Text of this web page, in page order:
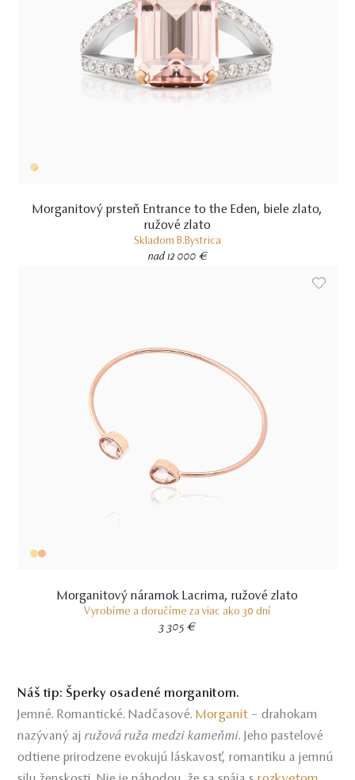
Morganitový prsteň Entrance to the Eden, biele zlato,
ružové zlato
Skladom B.Bystrica
nad 12 000 €
Morganitový náramok Lacrima, ružové zlato
Vyrobíme a doručíme za viac ako 30 dní
3 305 €
Náš tip: Šperky osadené morganitom.
Jemné. Romantické. Nadčasové. Morganit – drahokam
nazývaný ajružová ruža medzi kameňmi. Jeho pastelové
odtiene prirodzene evokujú láskavosť, romantiku a jemnú